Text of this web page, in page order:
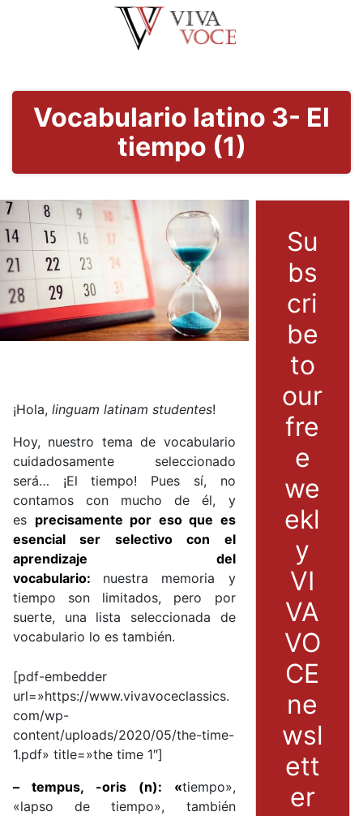
Vocabulario latino 3- El
tiempo (1)
¡Hola, linguam latinam studentes!
Hoy, nuestro tema de vocabulario
cuidadosamente seleccionado
será… ¡El tiempo! Pues sí, no
contamos con mucho de él, y
es precisamente por eso que es
esencial ser selectivo con el
aprendizaje del
vocabulario: nuestra memoria y
tiempo son limitados, pero por
suerte, una lista seleccionada de
vocabulario lo es también.
[pdf-embedder
url=»https://www.vivavoceclassics.
com/wp-
content/uploads/2020/05/the-time-
1.pdf» title=»the time 1″]
– tempus, -oris (n): «tiempo»,
«lapso de tiempo», también
Su
bs
cri
be
to
our
fre
e
we
ekl
y
VI
VA
VO
CE
ne
wsl
ett
er